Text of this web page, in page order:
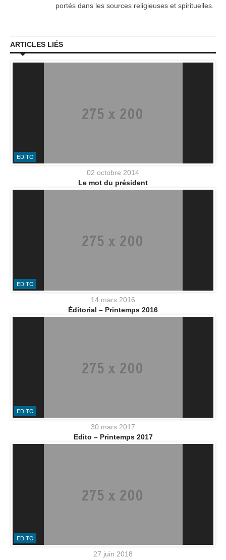
portés dans les sources religieuses et spirituelles.
ARTICLES LIÉS
EDITO
02 octobre 2014
Le mot du président
EDITO
14 mars 2016
Éditorial – Printemps 2016
EDITO
30 mars 2017
Edito – Printemps 2017
EDITO
27 juin 2018